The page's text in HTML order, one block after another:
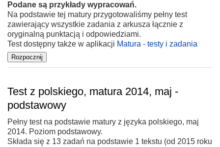
Podane są przykłady wypracowań.
Na podstawie tej matury przygotowaliśmy pełny test
zawierający wszystkie zadania z arkusza łącznie z
oryginalną punktacją i odpowiedziami.
Test dostępny także w aplikacji Matura - testy i zadania
Test z polskiego, matura 2014, maj -
podstawowy
Pełny test na podstawie matury z języka polskiego, maj
2014. Poziom podstawowy.
Składa się z 13 zadań na podstawie 1 tekstu (od 2015 roku